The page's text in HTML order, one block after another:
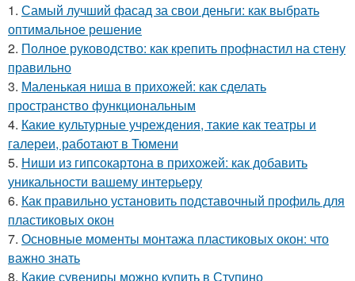
1. Самый лучший фасад за свои деньги: как выбрать
оптимальное решение
2. Полное руководство: как крепить профнастил на стену
правильно
3. Маленькая ниша в прихожей: как сделать
пространство функциональным
4. Какие культурные учреждения, такие как театры и
галереи, работают в Тюмени
5. Ниши из гипсокартона в прихожей: как добавить
уникальности вашему интерьеру
6. Как правильно установить подставочный профиль для
пластиковых окон
7. Основные моменты монтажа пластиковых окон: что
важно знать
8. Какие сувениры можно купить в Ступино